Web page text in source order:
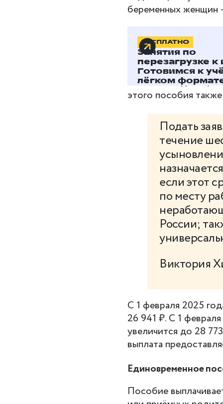
беременных женщин
БЕСПЛАТНО
Занятия по
перезагрузке к
Готовимся к
лёгком
Единовременное
Единовременное
лицу, его
количества детей,
этого пособия
Подать
течение
если этот
по месту
России;
Виктория
С 1 февраля 2025
26 941 ₽. С 1
увеличится до 28
выплата
Единовременное
Пособие